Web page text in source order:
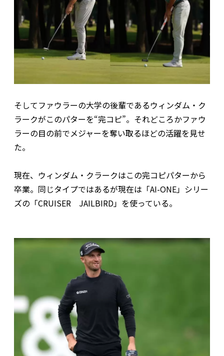
そしてファウラーの大学の後輩であるウィンダム・ク
ラークがこのパターを“完コピ”。それどころかファウ
ラーの目の前でメジャーを奪い取るほどの活躍を見せ
た。
現在、ウィンダム・クラークはこの完コピパターから
卒業。同じタイプではあるが現在は「AI-ONE」シリー
ズの「CRUISER JAILBIRD」を使っている。